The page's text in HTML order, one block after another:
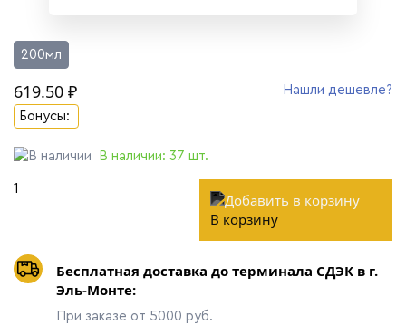
200мл
619.50 ₽
Нашли дешевле?
Бонусы:
В наличии: 37 шт.
В корзину
Бесплатная доставка до терминала СДЭК в г.
Эль-Монте:
При заказе от 5000 руб.